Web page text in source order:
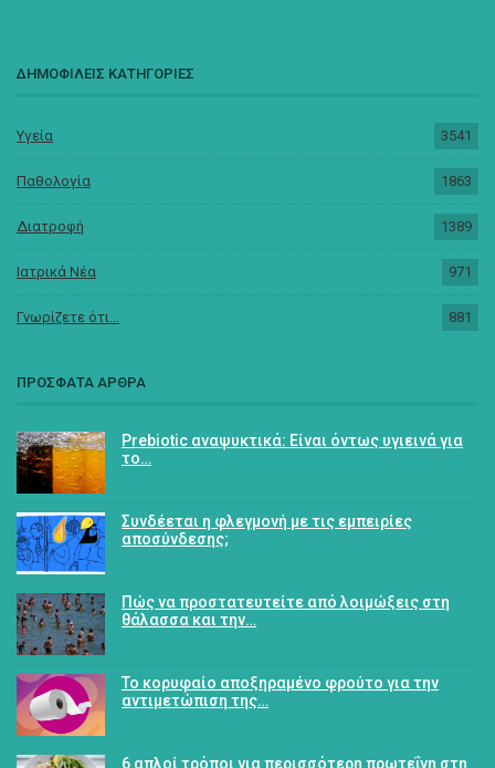
ΔΗΜΟΦΙΛΕΙΣ ΚΑΤΗΓΟΡΙΕΣ
Υγεία 3541
Παθολογία 1863
Διατροφή 1389
Ιατρικά Νέα 971
Γνωρίζετε ότι... 881
ΠΡΟΣΦΑΤΑ ΑΡΘΡΑ
Prebiotic αναψυκτικά: Είναι όντως υγιεινά για
το…
Συνδέεται η φλεγμονή με τις εμπειρίες
αποσύνδεσης;
Πώς να προστατευτείτε από λοιμώξεις στη
θάλασσα και την…
Το κορυφαίο αποξηραμένο φρούτο για την
αντιμετώπιση της…
6 απλοί τρόποι για περισσότερη πρωτεΐνη στη